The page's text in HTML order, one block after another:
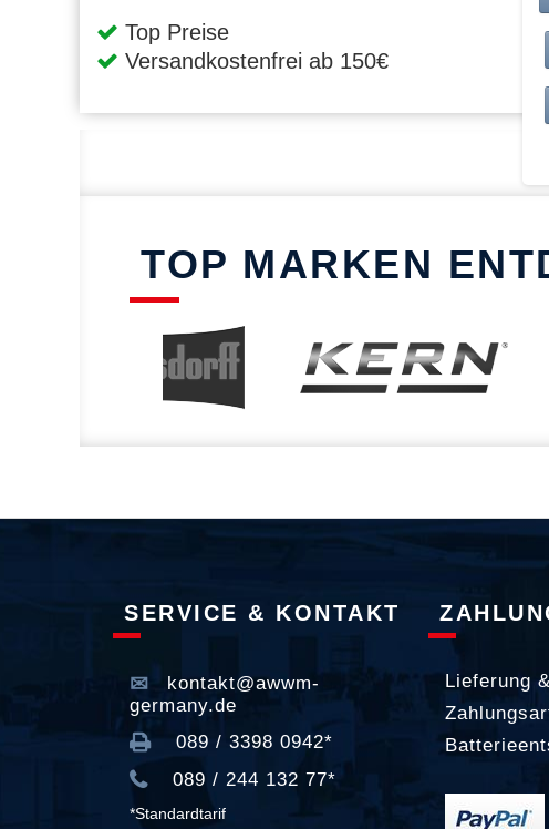
Top Preise
Versandkostenfrei ab 150€
TOP MARKEN
SERVICE & KONTAKT
kontakt@awwm-
germany.de
089 / 3398 0942*
089 / 244 132 77*
*Standardtarif
Lieferung